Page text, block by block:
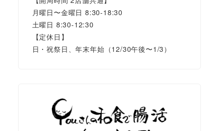
月曜日〜金曜日 8:30-18:30
土曜日 8:30-12:30
【定休日】
日・祝祭日、年末年始（12/30午後〜1/3）